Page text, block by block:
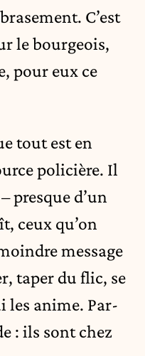
C’est
le bourgeois,
pour eux ce
tout est en
policière. Il
presque d’un
ceux qu’on
message
taper du flic, se
les anime. Par-
: ils sont chez